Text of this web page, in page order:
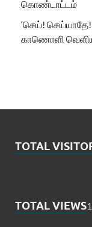
கொண்டாட்டம்
‘செய்!
காணொளி
TOTAL
TOTAL VIEWS